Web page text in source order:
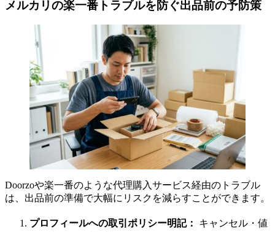
メルカリの楽一番トラブルを防ぐ出品前の予防策
Doorzoや楽一番のような代理購入サービス経由のトラブル
は、出品前の準備で大幅にリスクを減らすことができます。
プロフィールへの取引ポリシー明記：
キャンセル・値